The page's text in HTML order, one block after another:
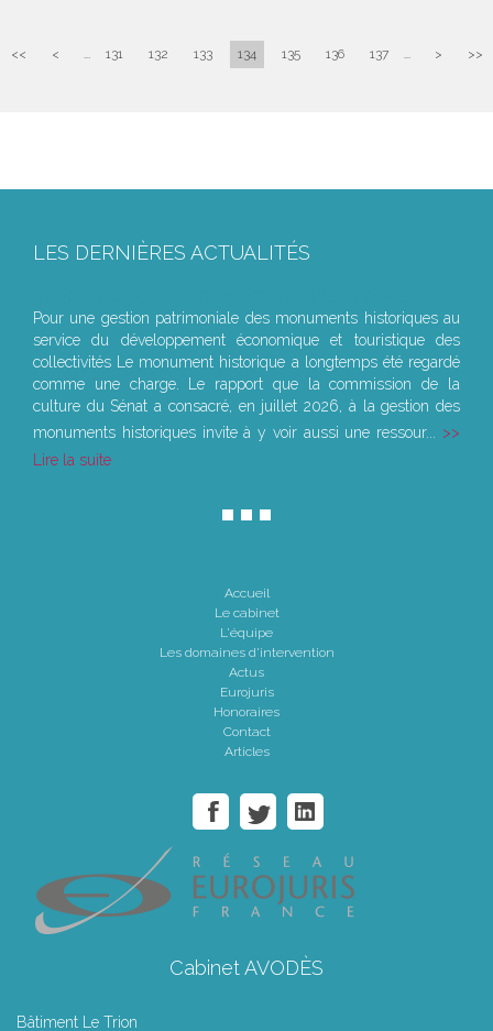
<< < ... 131 132 133 134 135 136 137 ... > >>
LES DERNIÈRES ACTUALITÉS
Pour une gestion patrimoniale des monuments historiques au
service du développement économique et touristique des
collectivités Le monument historique a longtemps été regardé
comme une charge. Le rapport que la commission de la
culture du Sénat a consacré, en juillet 2026, à la gestion des
monuments historiques invite à y voir aussi une ressour...
Lire la suite
Accueil
Le cabinet
L'équipe
Les domaines d'intervention
Actus
Eurojuris
Honoraires
Contact
Articles
Cabinet AVODÈS
Bâtiment Le Trion